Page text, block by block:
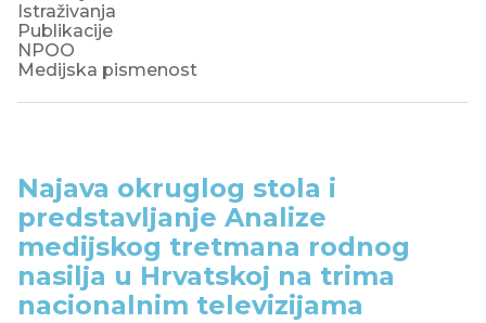
Istraživanja
Publikacije
NPOO
Medijska pismenost
Najava okruglog stola i
predstavljanje Analize
medijskog tretmana rodnog
nasilja u Hrvatskoj na trima
nacionalnim televizijama